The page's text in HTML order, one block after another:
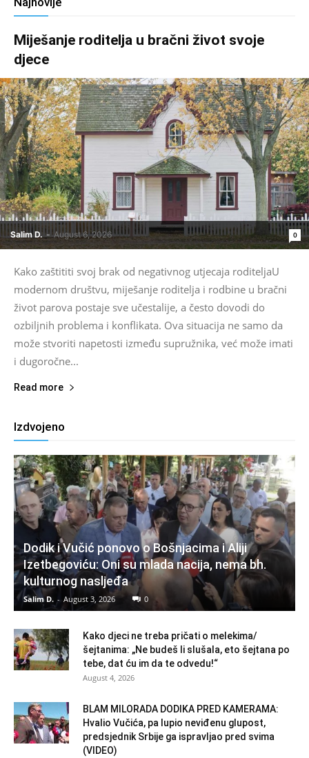
Miješanje roditelja u bračni život svoje
djece
Salim D. - August 6, 2026 0
Kako zaštititi svoj brak od negativnog utjecaja roditeljaU
modernom društvu, miješanje roditelja i rodbine u bračni
život parova postaje sve učestalije, a često dovodi do
ozbiljnih problema i konflikata. Ova situacija ne samo da
može stvoriti napetosti između supružnika, već može imati
i dugoročne...
Read more
Izdvojeno
Dodik i Vučić ponovo o Bošnjacima i Aliji
Izetbegoviću: Oni su mlada nacija, nema bh.
kulturnog nasljeđa
Salim D. - August 3, 2026 0
Kako djeci ne treba pričati o melekima/
šejtanima: „Ne budeš li slušala, eto šejtana po
tebe, dat ću im da te odvedu!“
August 4, 2026
BLAM MILORADA DODIKA PRED KAMERAMA:
Hvalio Vučića, pa lupio neviđenu glupost,
predsjednik Srbije ga ispravljao pred svima
(VIDEO)